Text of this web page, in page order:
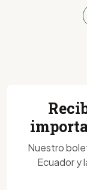
Nuestro
Ecuador y